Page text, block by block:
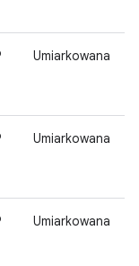
Umiarkowana
Umiarkowana
Umiarkowana